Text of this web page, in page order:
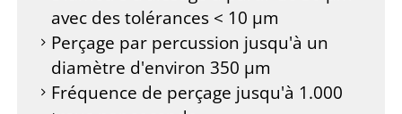
avec des tolérances < 10 µm
Perçage par percussion jusqu'à un
diamètre d'environ 350 µm
Fréquence de perçage jusqu'à 1.000